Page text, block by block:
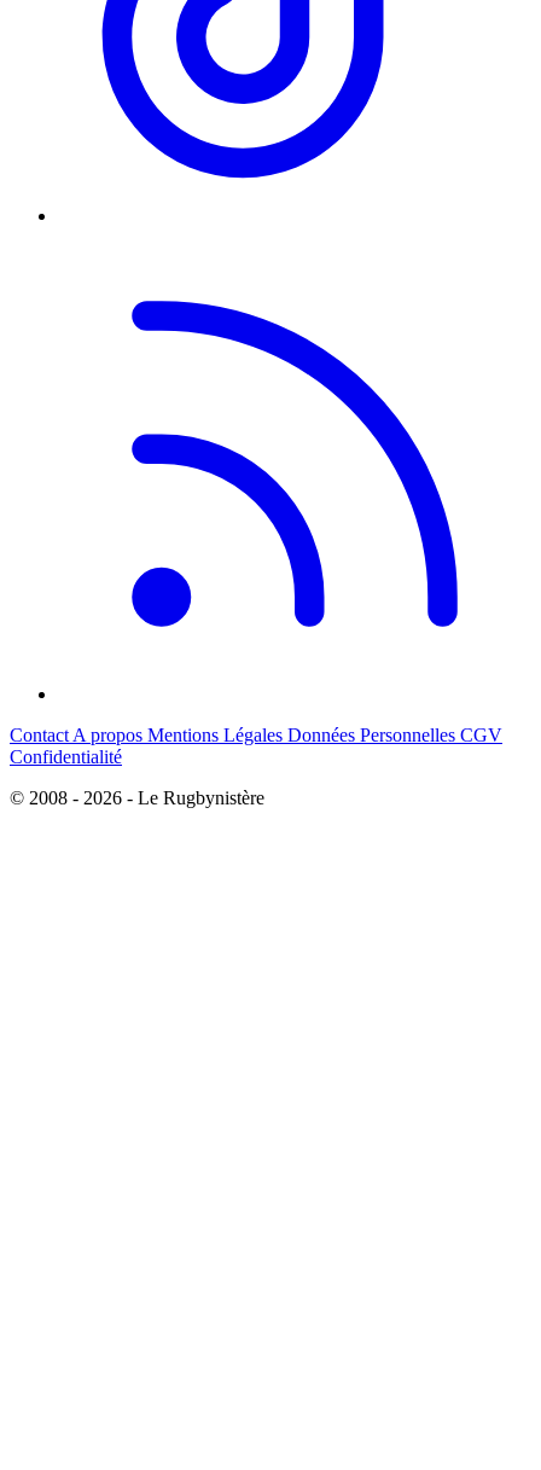
Contact A propos Mentions Légales Données Personnelles CGV
Confidentialité
© 2008 - 2026 - Le Rugbynistère